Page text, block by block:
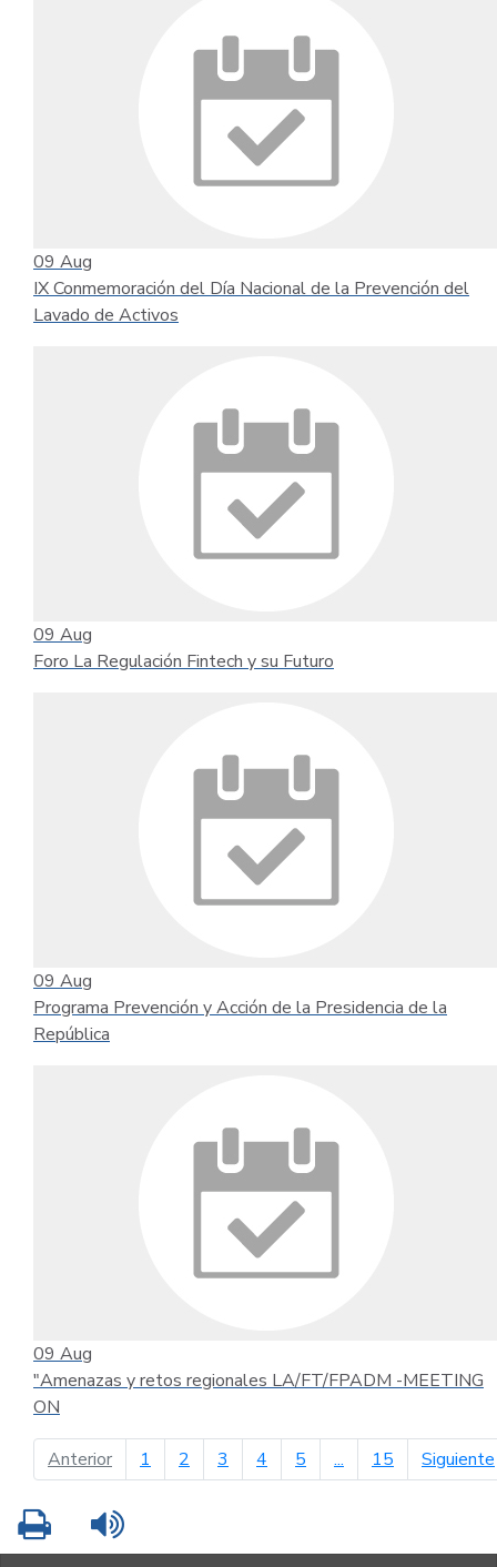
09 Aug
IX Conmemoración del Día Nacional de la Prevención del
Lavado de Activos
09 Aug
Foro La Regulación Fintech y su Futuro
09 Aug
Programa Prevención y Acción de la Presidencia de la
República
09 Aug
"Amenazas y retos regionales LA/FT/FPADM -MEETING
ON
Anteriorpágina anterior
1 2 3 4 5 ... 15 Siguiente
Imprimir